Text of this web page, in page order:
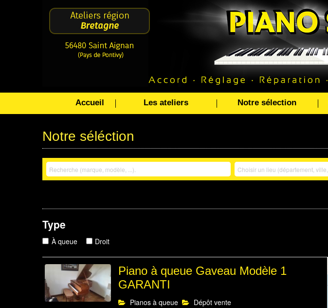
Accueil Les ateliers Notre sélection
Notre séléction
Type
À queue Droit
Piano à queue Gaveau Modèle 1
GARANTI
Pianos à queue
Dépôt vente